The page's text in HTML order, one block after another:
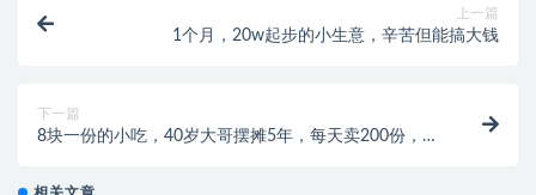
上一篇
1个月，20w起步的小生意，辛苦但能搞大钱
下一篇
8块一份的小吃，40岁大哥摆摊5年，每天卖200份，城